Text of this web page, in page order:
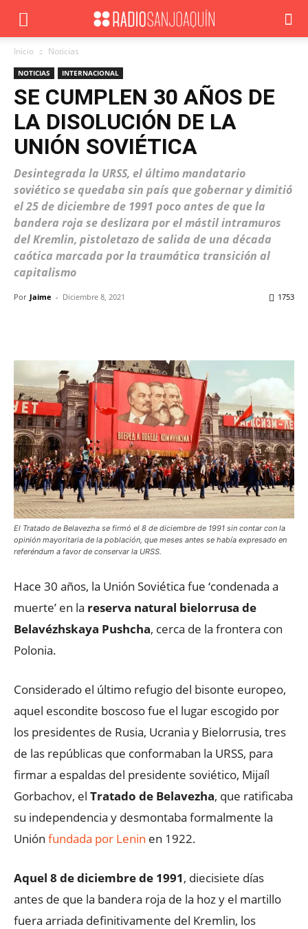
Inicio Noticias
NOTICIAS INTERNACIONAL
SE CUMPLEN 30 AÑOS DE
LA DISOLUCIÓN DE LA
UNIÓN SOVIÉTICA
Desintegrada la URSS, el último mandatario
soviético se quedaba sin país que gobernar y dimitió
el 25 de diciembre de 1991 poco antes de que la
bandera roja se deslizara por el mástil intramuros
del Kremlin, pistoletazo de salida de una década
caótica marcada por la traumática transición al
capitalismo
Por Jaime - Diciembre 8, 2021 1753
El Tratado de Belavezha se firmó el 8 de diciembre de 1991 sin contar con la
opinión mayoritaria de la población, que meses antes se había expresado en
referéndum a favor de conservar la URSS.
Hace 30 años, la Unión Soviética fue ‘condenada a
muerte’ en la reserva natural bielorrusa de
Belavézhskaya Pushcha, cerca de la frontera con
Polonia.
Considerado el último refugio del bisonte europeo,
aquel escondite boscoso fue el lugar escogido por
los presidentes de Rusia, Ucrania y Bielorrusia, tres
de las repúblicas que conformaban la URSS, para
firmar a espaldas del presidente soviético, Mijaíl
Gorbachov, el Tratado de Belavezha, que ratificaba
su independencia y desmontaba formalmente la
Unión fundada por Lenin en 1922.
Aquel 8 de diciembre de 1991, diecisiete días
antes de que la bandera roja de la hoz y el martillo
fuera arriada definitivamente del Kremlin, los